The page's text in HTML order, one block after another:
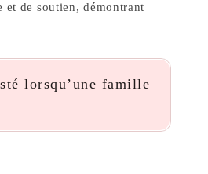
et de soutien, démontrant
lorsqu’une famille